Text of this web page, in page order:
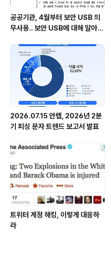
공공기관, 4월부터 보안 USB 의
무사용.. 보안 USB에 대해 알아봅
2026.07.15 안랩, 2026년 2분
기 피싱 문자 트렌드 보고서 발표
트위터 계정 해킹, 이렇게 대응하
라